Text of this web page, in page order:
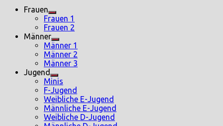
MenüFrauen
Show
sub
menu
Frauen 1
Frauen 2
Männer
Show
sub
menu
Männer 1
Männer 2
Männer 3
Jugend
Show
sub
menu
Minis
F-Jugend
Weibliche E-Jugend
Männliche E-Jugend
Weibliche D-Jugend